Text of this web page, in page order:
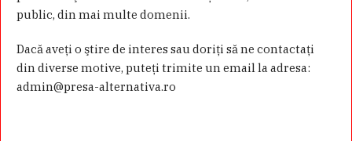
public, din mai multe domenii.
Dacă aveţi o ştire de interes sau doriţi să ne contactaţi
din diverse motive, puteţi trimite un email la adresa:
admin@presa-alternativa.ro